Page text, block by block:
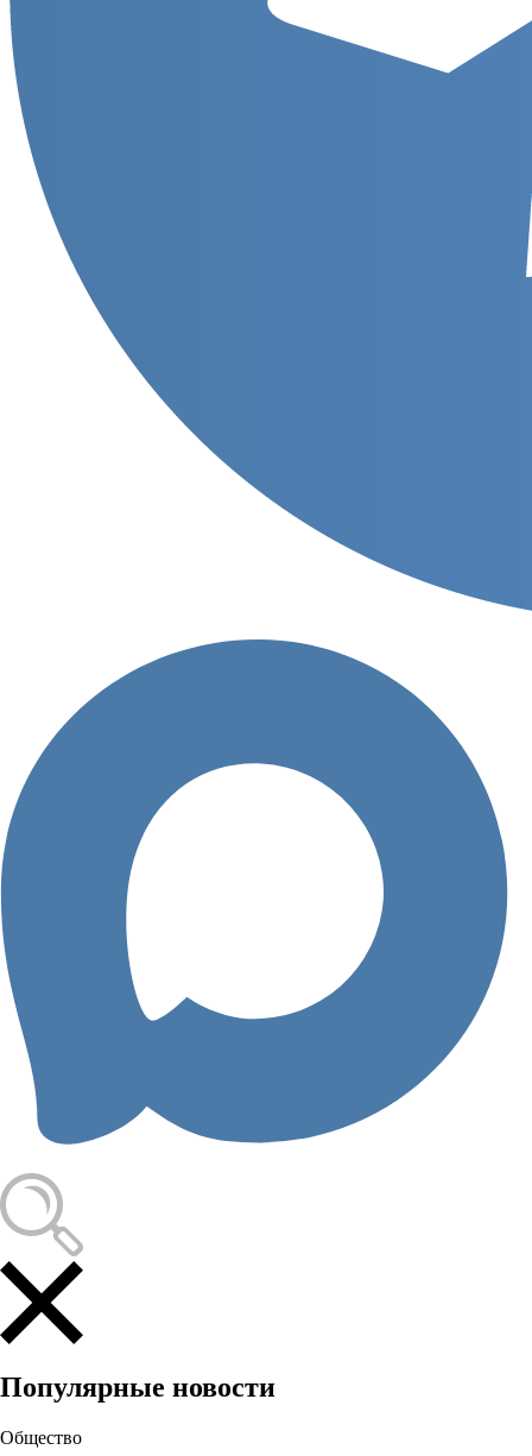
Популярные новости
Общество